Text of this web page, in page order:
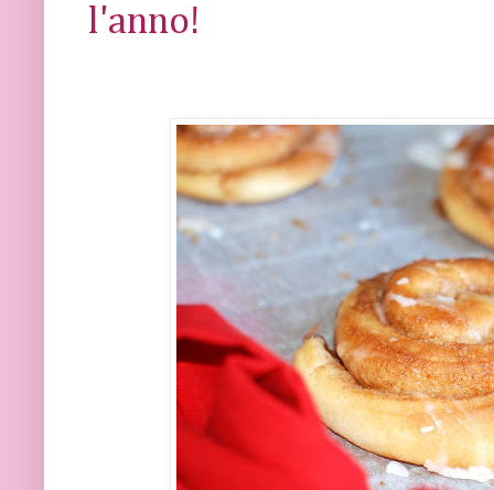
l'anno!